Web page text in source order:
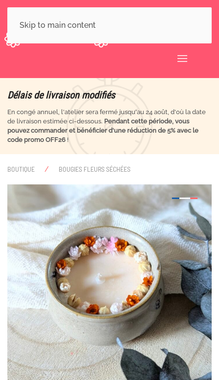
Skip to main content
Délais de livraison modifiés
En congé annuel, l'atelier sera fermé jusqu'au 24 août, d'où la date
de livraison estimée ci-dessous. Pendant cette période, vous
pouvez commander et bénéficier d'une réduction de 5% avec le
code promo OFF26 !
BOUTIQUE BOUGIES FLEURS SÉCHÉES